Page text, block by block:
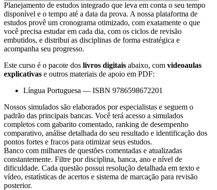
Planejamento de estudos integrado que leva em conta o seu tempo
disponível e o tempo até a data da prova. A nossa plataforma de
estudos provê um cronograma otimizado, com exatamente o que
você precisa estudar em cada dia, com os ciclos de revisão
embutidos, e distribui as disciplinas de forma estratégica e
acompanha seu progresso.
Este curso é o pacote dos livros digitais abaixo, com videoaulas
explicativas e outros materiais de apoio em PDF:
Língua Portuguesa — ISBN 9786598672201
Nossos simulados são elaborados por especialistas e seguem o
padrão das principais bancas. Você terá acesso a simulados
completos com gabarito comentado, ranking de desempenho
comparativo, análise detalhada do seu resultado e identificação dos
pontos fortes e fracos para otimizar seus estudos.
Banco com milhares de questões comentadas e atualizadas
constantemente. Filtre por disciplina, banca, ano e nível de
dificuldade. Cada questão possui resolução detalhada em texto e
vídeo, estatísticas de acertos e sistema de marcação para revisão
posterior.